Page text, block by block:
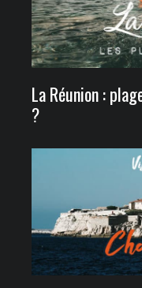
La Réunion :
?